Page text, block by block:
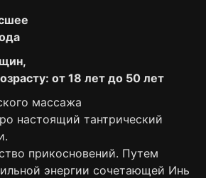
от 18 лет до 50 лет
массажа
настоящий тантрический
прикосновений. Путем
энергии сочетающей Инь